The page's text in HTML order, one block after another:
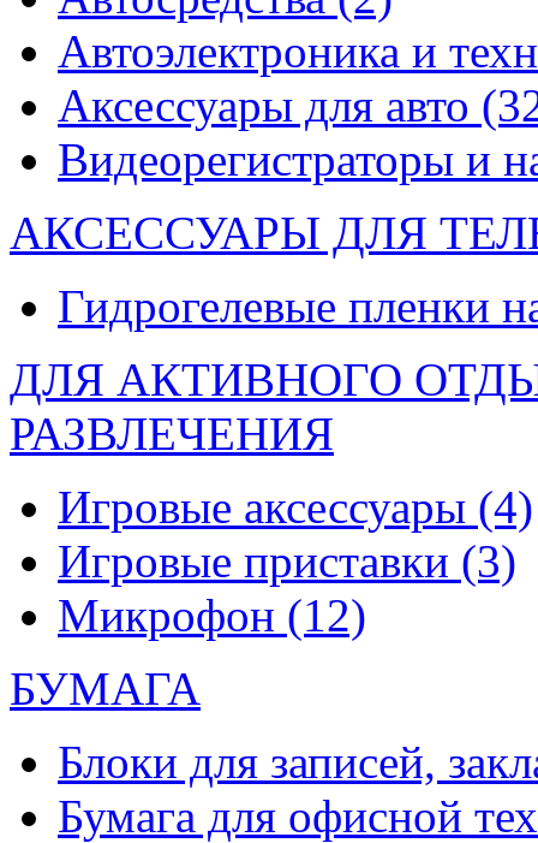
Автоэлектроника и
Аксессуары для авто
Видеорегистраторы и
АКСЕССУАРЫ ДЛЯ
Гидрогелевые пленки
ДЛЯ АКТИВНОГО
РАЗВЛЕЧЕНИЯ
Игровые аксессуары (4)
Игровые приставки (3)
Микрофон (12)
БУМАГА
Блоки для записей,
Бумага для офисной